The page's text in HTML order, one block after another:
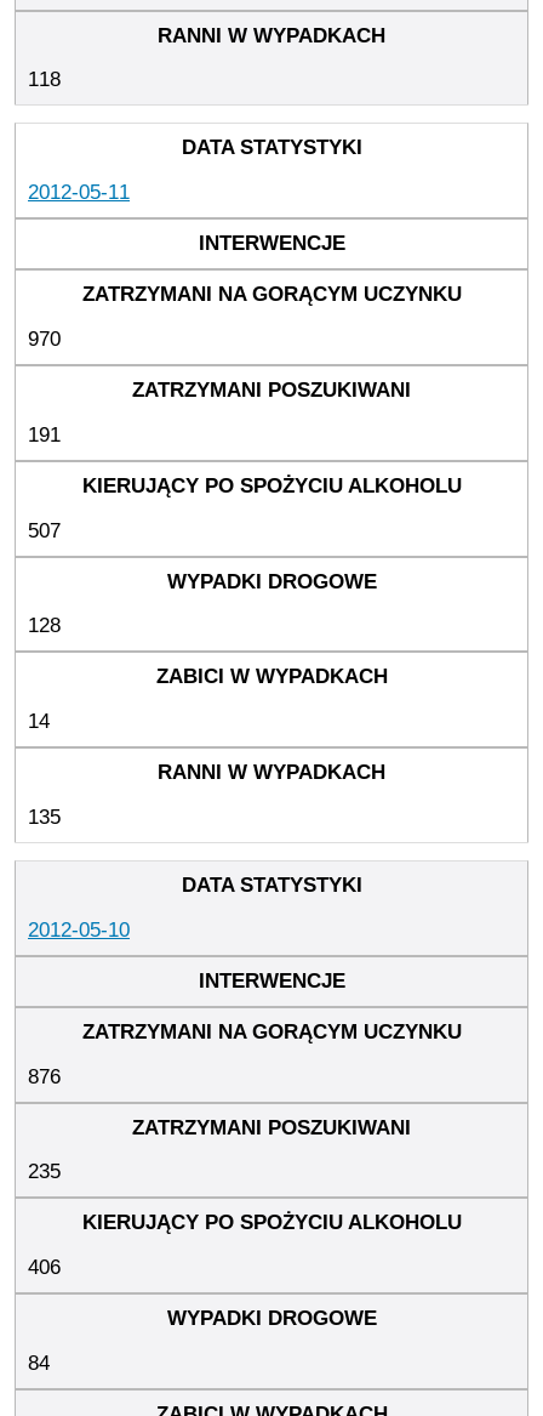
118
2012-05-11
970
191
507
128
14
135
2012-05-10
876
235
406
84